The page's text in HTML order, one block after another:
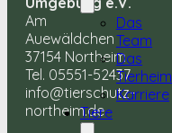
Das
Team
Das
Tierheim
Karriere
Tiere
Am
Auewäldchen
37154 Northeim
Tel. 05551-52437
info@tierschutz-
northeim.de